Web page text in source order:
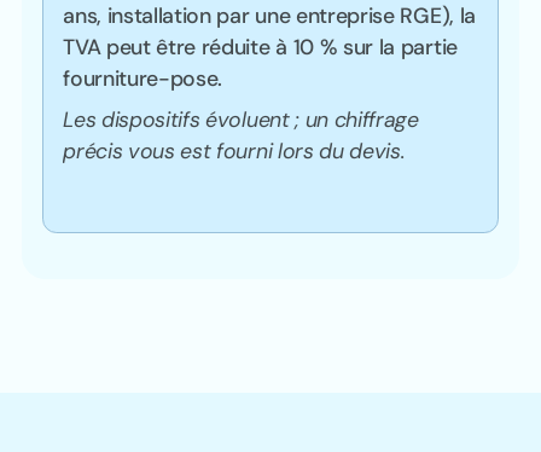
ans, installation par une entreprise RGE), la
TVA peut être réduite à 10 % sur la partie
fourniture-pose.
Les dispositifs évoluent ; un chiffrage
précis vous est fourni lors du devis.